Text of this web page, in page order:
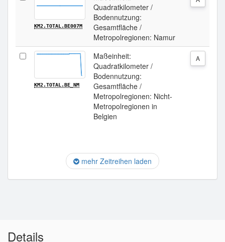
KM2.TOTAL.BE007M
Quadratkilometer /
Bodennutzung:
Gesamtfläche /
Metropolregionen: Namur
KM2.TOTAL.BE_NM
Maßeinheit:
Quadratkilometer /
Bodennutzung:
Gesamtfläche /
Metropolregionen: Nicht-
Metropolregionen in
Belgien
A
mehr Zeitreihen laden
Details